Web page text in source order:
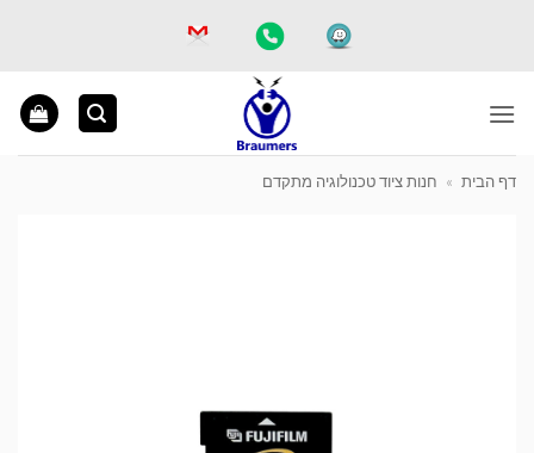
דף הבית » חנות ציוד טכנולוגיה מתקדם